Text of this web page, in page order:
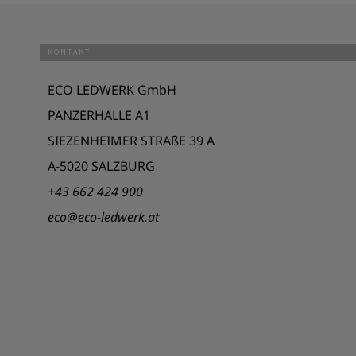
KONTAKT
ECO LEDWERK GmbH
PANZERHALLE A1
SIEZENHEIMER STRAßE 39 A
A-5020 SALZBURG
+43 662 424 900
eco@eco-ledwerk.at